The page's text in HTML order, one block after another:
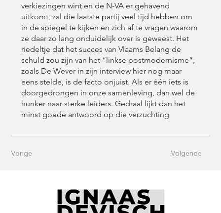
verkiezingen wint en de N-VA er gehavend
uitkomt, zal die laatste partij veel tijd hebben om
in de spiegel te kijken en zich af te vragen waarom
ze daar zo lang onduidelijk over is geweest. Het
riedeltje dat het succes van Vlaams Belang de
schuld zou zijn van het “linkse postmodernisme”,
zoals De Wever in zijn interview hier nog maar
eens stelde, is de facto onjuist. Als er één iets is
doorgedrongen in onze samenleving, dan wel de
hunker naar sterke leiders. Gedraal lijkt dan het
minst goede antwoord op die verzuchting
Vorige Volgende